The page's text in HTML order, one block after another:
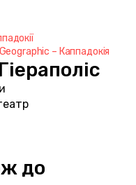
– Каппадокія
до